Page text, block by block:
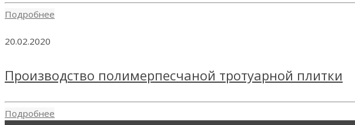
Подробнее
20.02.2020
Производство полимерпесчаной тротуарной плитки
Подробнее